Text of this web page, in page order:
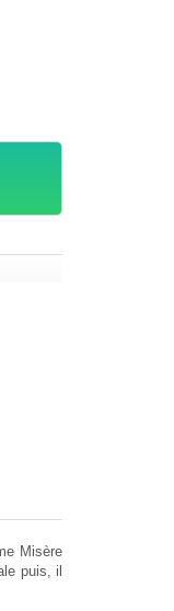
Misère
puis, il